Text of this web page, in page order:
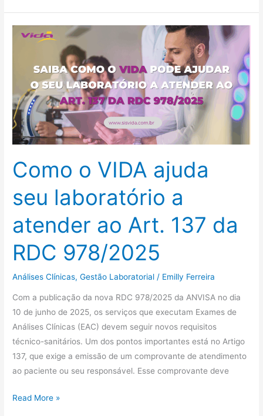
Como o VIDA ajuda
seu laboratório a
atender ao Art. 137 da
RDC 978/2025
Análises Clínicas,Gestão Laboratorial / Emilly Ferreira
Com a publicação da nova RDC 978/2025 da ANVISA no dia
10 de junho de 2025, os serviços que executam Exames de
Análises Clínicas (EAC) devem seguir novos requisitos
técnico-sanitários. Um dos pontos importantes está no Artigo
137, que exige a emissão de um comprovante de atendimento
ao paciente ou seu responsável. Esse comprovante deve
Como
laboratório
a
atender
Art.
137
da
RDC
978/2025
Read More »